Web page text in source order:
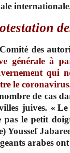
des
générale à
qui
le
de cas
juives. «
pas le petit
arabes